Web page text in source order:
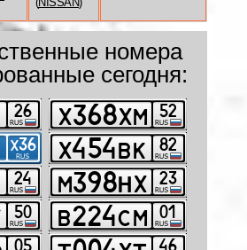
номера
сегодня: